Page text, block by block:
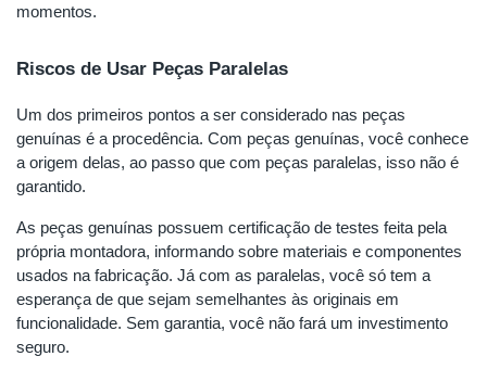
momentos.
Riscos de Usar Peças Paralelas
Um dos primeiros pontos a ser considerado nas peças
genuínas é a procedência. Com peças genuínas, você conhece
a origem delas, ao passo que com peças paralelas, isso não é
garantido.
As peças genuínas possuem certificação de testes feita pela
própria montadora, informando sobre materiais e componentes
usados na fabricação. Já com as paralelas, você só tem a
esperança de que sejam semelhantes às originais em
funcionalidade. Sem garantia, você não fará um investimento
seguro.